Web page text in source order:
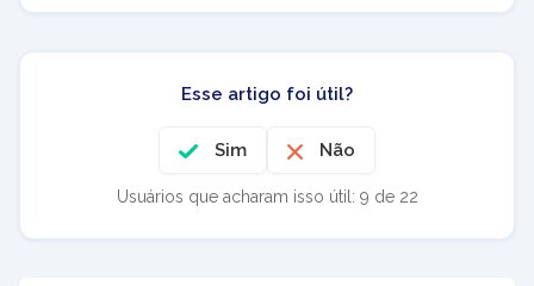
Esse artigo foi útil?
Sim Não
Usuários que acharam isso útil: 9 de 22